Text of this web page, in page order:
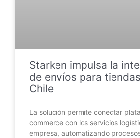
Starken impulsa la
de envíos para
Chile
La solución permite conectar
commerce con los servicios
empresa, automatizando